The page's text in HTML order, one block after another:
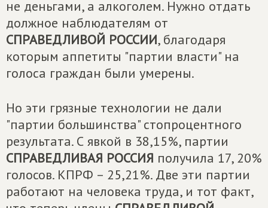
не деньгами, а алкоголем. Нужно отдать
должное наблюдателям от
СПРАВЕДЛИВОЙ РОССИИ, благодаря
которым аппетиты "партии власти" на
голоса граждан были умерены.
Но эти грязные технологии не дали
"партии большинства" стопроцентного
результата. С явкой в 38,15%, партии
СПРАВЕДЛИВАЯ РОССИЯ получила 17, 20%
голосов. КПРФ – 25,21%. Две эти партии
работают на человека труда, и тот факт,